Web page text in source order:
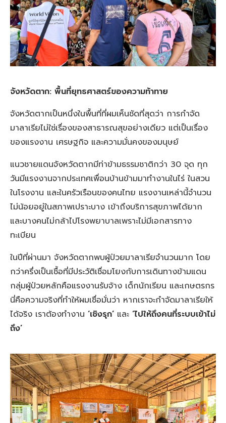
จังหวัดตาก: พื้นที่ยุทธศาสตร์ของความท้าทาย
จังหวัดตากเป็นหนึ่งในพื้นที่ที่ผมเห็นชัดที่สุดว่า การกำจัด
มาลาเรียไม่ใช่เรื่องของสาธารณสุขอย่างเดียว แต่เป็นเรื่อง
ของแรงงาน เศรษฐกิจ และความมั่นคงของมนุษย์
แนวชายแดนจังหวัดตากมีท่าข้ามธรรมชาติกว่า 30 จุด ทุก
วันมีแรงงานจากประเทศเพื่อนบ้านข้ามมาทำงานในไร่ ในสวน
ในโรงงาน และในครัวเรือนของคนไทย แรงงานเหล่านี้จำนวน
ไม่น้อยอยู่ในสภาพเปราะบาง เข้าถึงบริการสุขภาพได้ยาก
และบางคนไม่กล้าไปโรงพยาบาลเพราะไม่มีเอกสารทาง
ทะเบียน
ในปีที่ผ่านมา จังหวัดตากพบผู้ป่วยมาลาเรียจำนวนมาก โดย
กว่าครึ่งเป็นเชื้อที่มีประวัติเชื่อมโยงกับการเดินทางข้ามแดน
กลุ่มผู้ป่วยหลักคือแรงงานรับจ้าง เด็กนักเรียน และเกษตรกร
นี่คือความจริงที่ทำให้ผมเชื่อมั่นว่า หากเราจะกำจัดมาลาเรียให้
ได้จริง เราต้องทำงาน ‘เชิงรุก’ และ ‘ไปให้ถึงคนที่ระบบเข้าไม่
ถึง’